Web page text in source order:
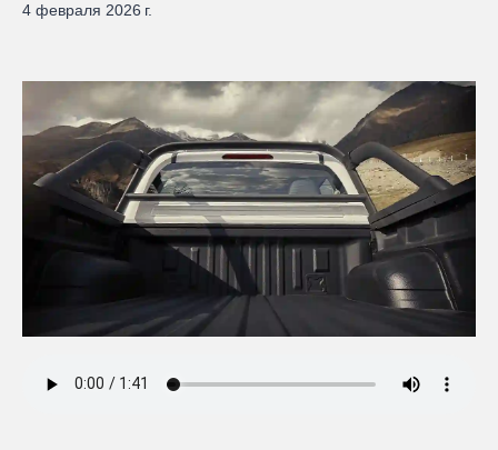
4 февраля 2026 г.